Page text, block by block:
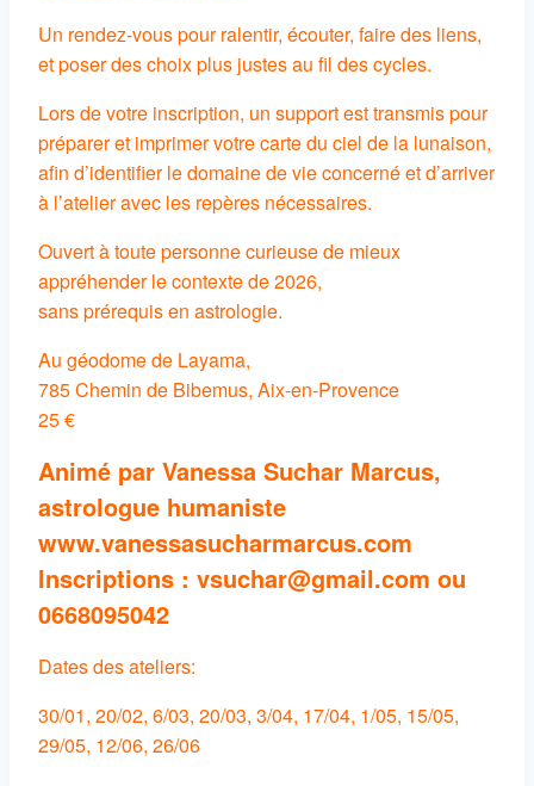
Un rendez-vous pour ralentir, écouter, faire des liens,
et poser des choix plus justes au fil des cycles.
Lors de votre inscription, un support est transmis pour
préparer et imprimer votre carte du ciel de la lunaison,
afin d’identifier le domaine de vie concerné et d’arriver
à l’atelier avec les repères nécessaires.
Ouvert à toute personne curieuse de mieux
appréhender le contexte de 2026,
sans prérequis en astrologie.
Au géodome de Layama,
785 Chemin de Bibemus, Aix-en-Provence
25 €
Animé par Vanessa Suchar Marcus,
astrologue humaniste
www.vanessasucharmarcus.com
Inscriptions : vsuchar@gmail.com ou
0668095042
Dates des ateliers:
30/01, 20/02, 6/03, 20/03, 3/04, 17/04, 1/05, 15/05,
29/05, 12/06, 26/06